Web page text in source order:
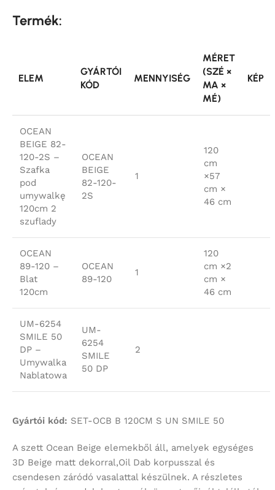
Termék:
ELEM
GYÁRTÓI
KÓD
MENNYISÉG
MÉRET
(SZÉ ×
MA ×
MÉ)
KÉP
OCEAN
BEIGE 82-
120-2S –
Szafka
pod
umywalkę
120cm 2
szuflady
OCEAN
BEIGE
82-120-
2S
1
120
cm
×57
cm ×
46 cm
OCEAN
89-120 –
Blat
120cm
OCEAN
89-120
1
120
cm ×2
cm ×
46 cm
UM-6254
SMILE 50
DP –
Umywalka
Nablatowa
UM-
6254
SMILE
50 DP
2
Gyártói kód: SET-OCB B 120CM S UN SMILE 50
A szett Ocean Beige elemekből áll, amelyek egységes
3D Beige matt dekorral,Oil Dab korpusszal és
csendesen záródó vasalattal készülnek. A részletes